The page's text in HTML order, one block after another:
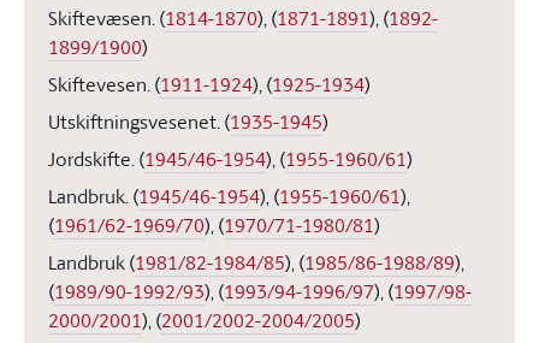
Skiftevæsen.(1814-1870),(1871-1891),(1892-
1899/1900)
Skiftevesen.(1911-1924),(1925-1934)
Utskiftningsvesenet.(1935-1945)
Jordskifte.(1945/46-1954),(1955-1960/61)
Landbruk.(1945/46-1954),(1955-1960/61),
(1961/62-1969/70),(1970/71-1980/81)
Landbruk(1981/82-1984/85),(1985/86-1988/89),
(1989/90-1992/93),(1993/94-1996/97),(1997/98-
2000/2001),(2001/2002-2004/2005)